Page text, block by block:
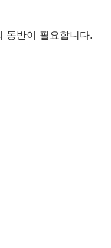
동반이 필요합니다.